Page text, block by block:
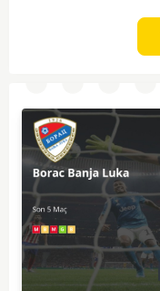
kazanma ihtimali oldukça
farkı göz önüne